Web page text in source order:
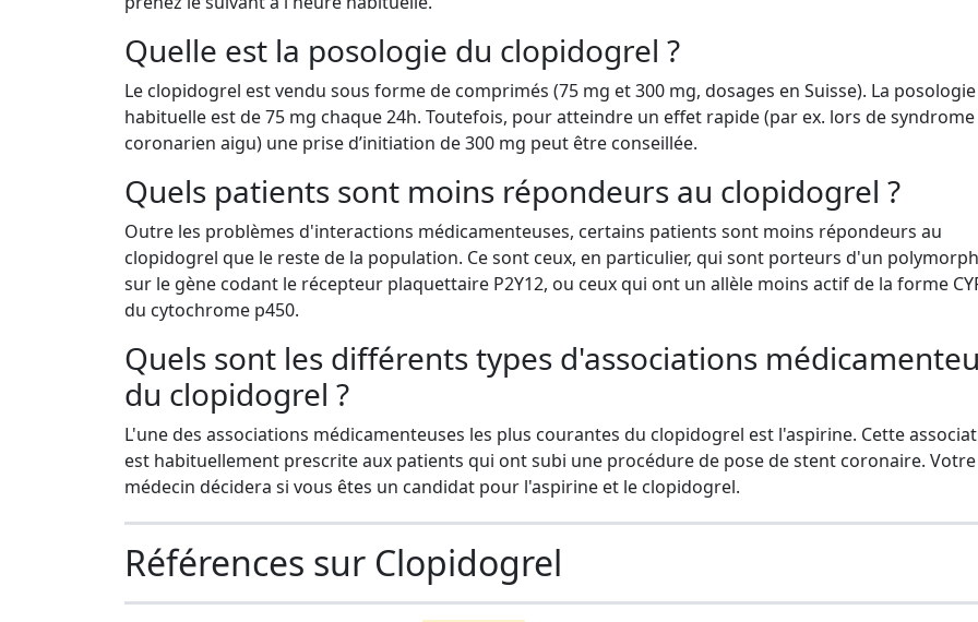
Quelle est la posologie du clopidogrel ?
Le clopidogrel est vendu sous forme de comprimés (75 mg et 300 mg, dosages en Suisse). La posologie
habituelle est de 75 mg chaque 24h. Toutefois, pour atteindre un effet rapide (par ex. lors de syndrome
coronarien aigu) une prise d’initiation de 300 mg peut être conseillée.
Quels patients sont moins répondeurs au clopidogrel ?
Outre les problèmes d'interactions médicamenteuses, certains patients sont moins répondeurs au
clopidogrel que le reste de la population. Ce sont ceux, en particulier, qui sont porteurs d'un
sur le gène codant le récepteur plaquettaire P2Y12, ou ceux qui ont un allèle moins actif de la forme
du cytochrome p450.
Quels sont les différents types d'associations
du clopidogrel ?
L'une des associations médicamenteuses les plus courantes du clopidogrel est l'aspirine. Cette
est habituellement prescrite aux patients qui ont subi une procédure de pose de stent coronaire. Votre
médecin décidera si vous êtes un candidat pour l'aspirine et le clopidogrel.
Références sur Clopidogrel